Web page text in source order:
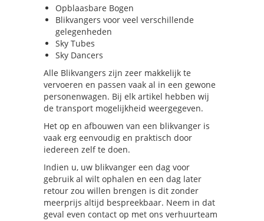
Opblaasbare Bogen
Blikvangers voor veel verschillende
gelegenheden
Sky Tubes
Sky Dancers
Alle Blikvangers zijn zeer makkelijk te
vervoeren en passen vaak al in een gewone
personenwagen. Bij elk artikel hebben wij
de transport mogelijkheid weergegeven.
Het op en afbouwen van een blikvanger is
vaak erg eenvoudig en praktisch door
iedereen zelf te doen.
Indien u, uw blikvanger een dag voor
gebruik al wilt ophalen en een dag later
retour zou willen brengen is dit zonder
meerprijs altijd bespreekbaar. Neem in dat
geval even contact op met ons verhuurteam